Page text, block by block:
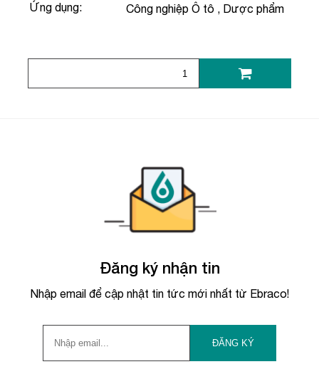
Ứng dụng:
Công nghiệp Ô tô , Dược phẩm
Đăng ký nhận tin
Nhập email để cập nhật tin tức mới nhất từ Ebraco!